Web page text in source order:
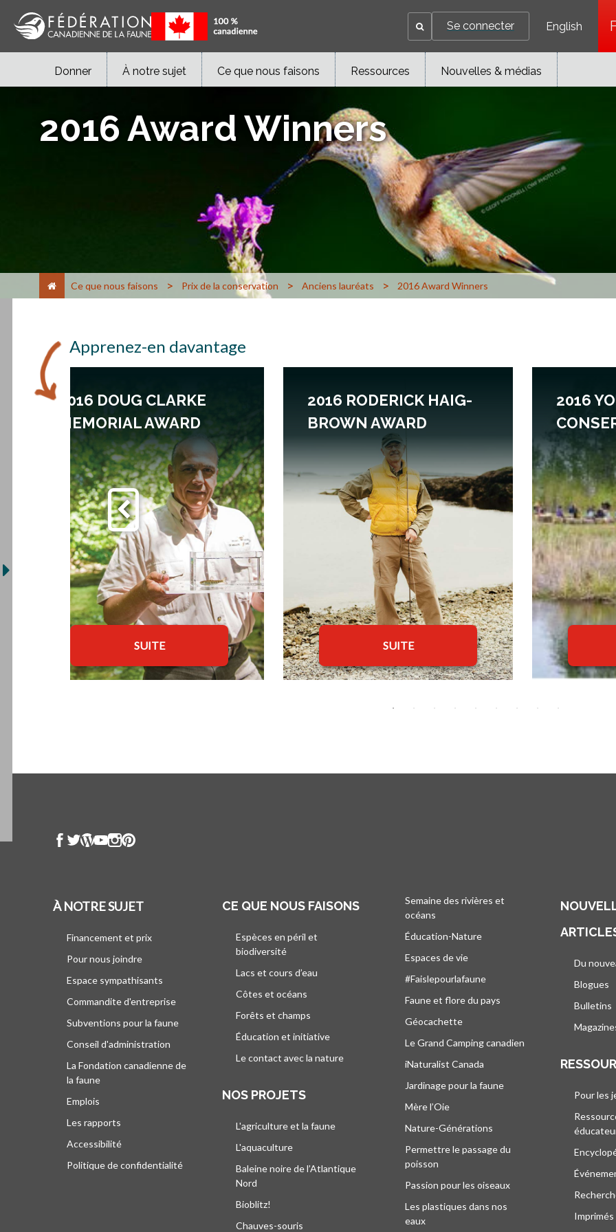
Se connecter English
Donner À notre sujet Ce que nous faisons Ressources Nouvelles & médias
2016 Award Winners
Ce que nous faisons > Prix de la conservation > Anciens lauréats > 2016 Award Winners
Apprenez-en davantage
2016 DOUG CLARKE
MEMORIAL AWARD
SUITE
2016 RODERICK HAIG-
BROWN AWARD
SUITE
2016
À NOTRE SUJET
Financement et prix
Pour nous joindre
Espace sympathisants
Commandite d'entreprise
Subventions pour la faune
Conseil d'administration
La Fondation canadienne de
la faune
Emplois
Les rapports
Accessibilité
Politique de confidentialité
CE QUE NOUS FAISONS
Espèces en péril et
biodiversité
Lacs et cours d’eau
Côtes et océans
Forêts et champs
Éducation et initiative
Le contact avec la nature
NOS PROJETS
L'agriculture et la faune
L'aquaculture
Baleine noire de l’Atlantique
Nord
Bioblitz!
Chauves-souris
Semaine des rivières et
océans
Éducation-Nature
Espaces de vie
#Faislepourlafaune
Faune et flore du pays
Géocachette
Le Grand Camping canadien
iNaturalist Canada
Jardinage pour la faune
Mère l’Oie
Nature-Générations
Permettre le passage du
poisson
Passion pour les oiseaux
Les plastiques dans nos
eaux
Du
Blogues
Bulletins
Pour les
Imprimés